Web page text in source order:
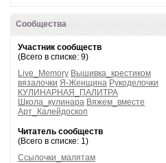
Сообщества
Участник сообществ
(Всего в списке: 9)
Live_Memory Вышивка_крестиком
вязалочки Я-Женщина Рукоделочки
КУЛИНАРНАЯ_ПАЛИТРА
Школа_кулинара Вяжем_вместе
Арт_Калейдоскоп
Читатель сообществ
(Всего в списке: 1)
Ссылочки_малятам